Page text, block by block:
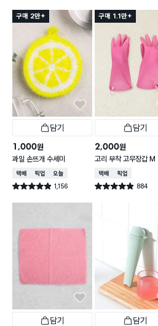
구매 2만+
담기
1,000원
과일 손뜨개 수세미
택배배송매장픽업오늘배송
별점 4.9점 1,156
건 작성
구매 1.1만+
담기
2,000원
고리 부착 고무장갑 M
택배배송매장픽업
별점 4.9점 884
건 작성
담기 담기